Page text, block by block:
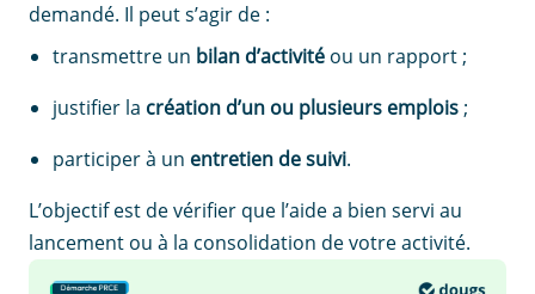
demandé. Il peut s’agir de :
transmettre un bilan d’activité ou un rapport ;
justifier la création d’un ou plusieurs emplois ;
participer à un entretien de suivi.
L’objectif est de vérifier que l’aide a bien servi au
lancement ou à la consolidation de votre activité.